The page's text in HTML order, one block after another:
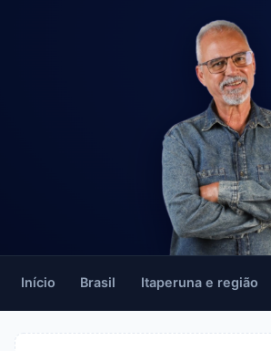
Início Brasil Itaperuna e região